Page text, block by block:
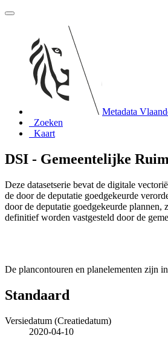
Metadata
Zoeken
Kaart
DSI - Gemeentelijke
Deze datasetserie bevat de digitale
de door de deputatie goedgekeurde
door de deputatie goedgekeurde
definitief worden vastgesteld door de
De plancontouren en planelementen zijn
Standaard
Versiedatum (Creatiedatum)
2020-04-10